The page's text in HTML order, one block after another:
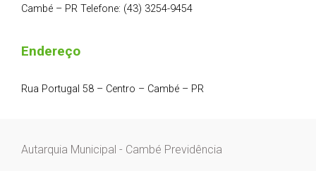
Cambé – PR Telefone: (43) 3254-9454
Endereço
Rua Portugal 58 – Centro – Cambé – PR
Autarquia Municipal - Cambé Previdência